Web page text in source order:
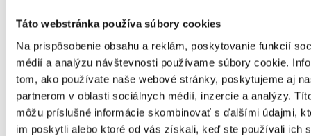
Táto webstránka používa súbory cookies
Na prispôsobenie obsahu a reklám, poskytovanie funkcií
médií a analýzu návštevnosti používame súbory cookie.
tom, ako používate naše webové stránky, poskytujeme aj
partnerom v oblasti sociálnych médií, inzercie a analýzy.
môžu príslušné informácie skombinovať s ďalšími údajmi,
im poskytli alebo ktoré od vás získali, keď ste používali ich
Zľava -15% sa odpočíta sa automaticky v košíku pri nákupe nad
80€.
142068400
Ľanová košeľa pánska